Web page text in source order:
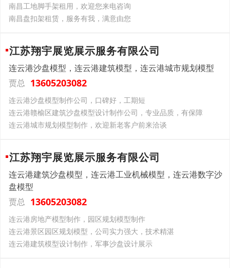
南昌工地脚手架租用，欢迎您来电咨询
南昌盘扣架租赁，服务有我，满意由您
江苏翔宇展览展示服务有限公司
连云港沙盘模型，连云港建筑模型，连云港城市规划模型
贾总 13605203082
连云港沙盘模型制作公司，口碑好，工期短
连云港赣榆区建筑沙盘模型设计制作公司，专业品质，有保障
连云港城市规划模型制作，欢迎新老客户前来洽谈
江苏翔宇展览展示服务有限公司
连云港建筑沙盘模型，连云港工业机械模型，连云港数字沙
盘模型
贾总 13605203082
连云港房地产模型制作，园区规划模型制作
连云港景区园区规划模型，公司实力强大，技术精湛
连云港建筑模型设计制作，军事沙盘设计展示